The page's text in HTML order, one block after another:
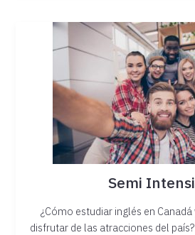
Semi
¿Cómo estudiar inglés en
disfrutar de las atracciones del